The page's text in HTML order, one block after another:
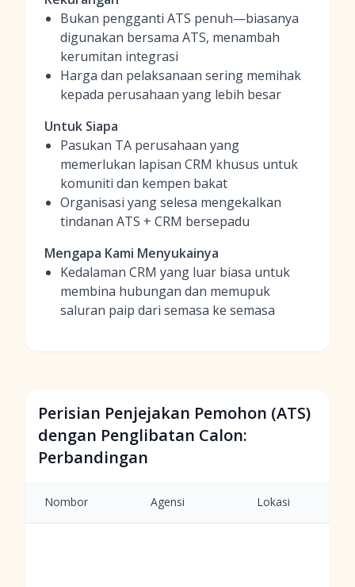
Bukan pengganti ATS penuh—biasanya
digunakan bersama ATS, menambah
kerumitan integrasi
Harga dan pelaksanaan sering memihak
kepada perusahaan yang lebih besar
Untuk Siapa
Pasukan TA perusahaan yang
memerlukan lapisan CRM khusus untuk
komuniti dan kempen bakat
Organisasi yang selesa mengekalkan
tindanan ATS + CRM bersepadu
Mengapa Kami Menyukainya
Kedalaman CRM yang luar biasa untuk
membina hubungan dan memupuk
saluran paip dari semasa ke semasa
Perisian Penjejakan Pemohon (ATS)
dengan Penglibatan Calon:
Perbandingan
Nombor Agensi Lokasi